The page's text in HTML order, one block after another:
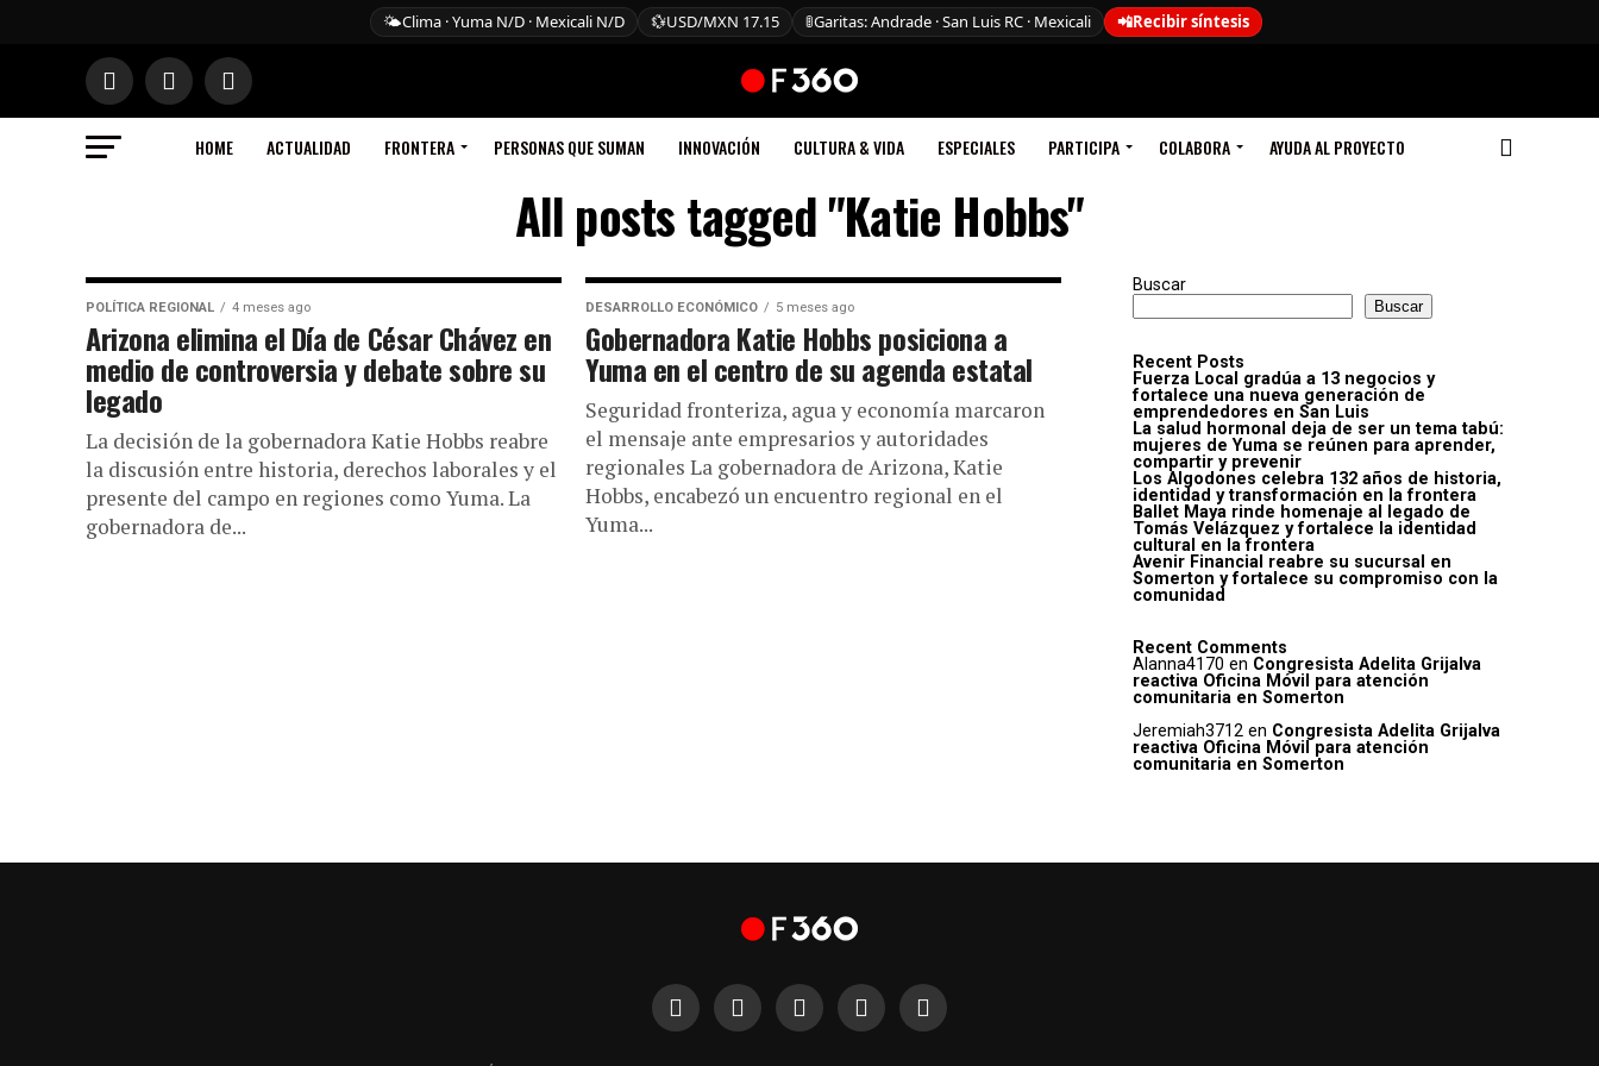
🌤️Clima · Yuma N/D · Mexicali N/D 💱USD/MXN 17.15 🚦Garitas: Andrade · San Luis RC · Mexicali 📲Recibir síntesis
HOME ACTUALIDAD FRONTERA PERSONAS QUE SUMAN INNOVACIÓN CULTURA & VIDA ESPECIALES PARTICIPA COLABORA AYUDA AL PROYECTO
All posts tagged "Katie Hobbs"
POLÍTICA REGIONAL 4 meses ago
Arizona elimina el Día de César Chávez en
medio de controversia y debate sobre su
legado
La decisión de la gobernadora Katie Hobbs reabre
la discusión entre historia, derechos laborales y el
presente del campo en regiones como Yuma. La
gobernadora de...
DESARROLLO ECONÓMICO 5 meses ago
Gobernadora Katie Hobbs posiciona a
Yuma en el centro de su agenda estatal
Seguridad fronteriza, agua y economía marcaron
el mensaje ante empresarios y autoridades
regionales La gobernadora de Arizona, Katie
Hobbs, encabezó un encuentro regional en el
Yuma...
Buscar
Buscar
Recent Posts
Fuerza Local gradúa a 13 negocios y
fortalece una nueva generación de
emprendedores en San Luis
La salud hormonal deja de ser un tema tabú:
mujeres de Yuma se reúnen para aprender,
compartir y prevenir
Los Algodones celebra 132 años de historia,
identidad y transformación en la frontera
Ballet Maya rinde homenaje al legado de
Tomás Velázquez y fortalece la identidad
cultural en la frontera
Avenir Financial reabre su sucursal en
Somerton y fortalece su compromiso con la
comunidad
Recent Comments
Alanna4170 en Congresista Adelita Grijalva
reactiva Oficina Móvil para atención
comunitaria en Somerton
Jeremiah3712 en Congresista Adelita Grijalva
reactiva Oficina Móvil para atención
comunitaria en Somerton